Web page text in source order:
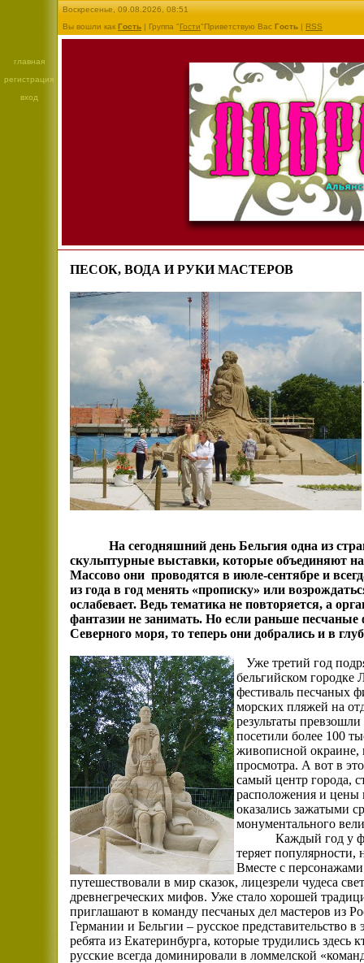
главная
регистрация
вход
Воскресенье, 09.08.2026, 08:51
Вы вошли как Гость | Группа "Гости"Приветствую Вас Гость | RSS
ПЕСОК, ВОДА И РУКИ МАСТЕРОВ
На сегодняшний день Бельгия одна из
скульптурные выставки, которые объединяют
Массово они проводятся в июле-сентябре и
из года в год менять «прописку» или
ослабевает. Ведь тематика не повторяется, а
фантазии не занимать. Но если раньше
Северного моря, то теперь они добрались и в
Уже третий год
бельгийском
фестиваль песчаных
морских пляжей на
результаты
посетили более 100
живописной окраине,
просмотра. А вот в
самый центр города,
расположения и цены
оказались зажатыми
монументального
Каждый год у
теряет
Вместе с
путешествовали в мир сказок, лицезрели чудеса
древнегреческих мифов. Уже стало хорошей
приглашают в команду песчаных дел мастеров из
Германии и Бельгии – русское представительство
ребята из Екатеринбурга, которые трудились здесь
русские всегда доминировали в ломмелской